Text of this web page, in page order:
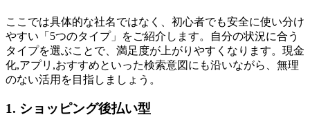
ここでは具体的な社名ではなく、初心者でも安全に使い分け
やすい「5つのタイプ」をご紹介します。自分の状況に合う
タイプを選ぶことで、満足度が上がりやすくなります。現金
化,アプリ,おすすめといった検索意図にも沿いながら、無理
のない活用を目指しましょう。
1. ショッピング後払い型